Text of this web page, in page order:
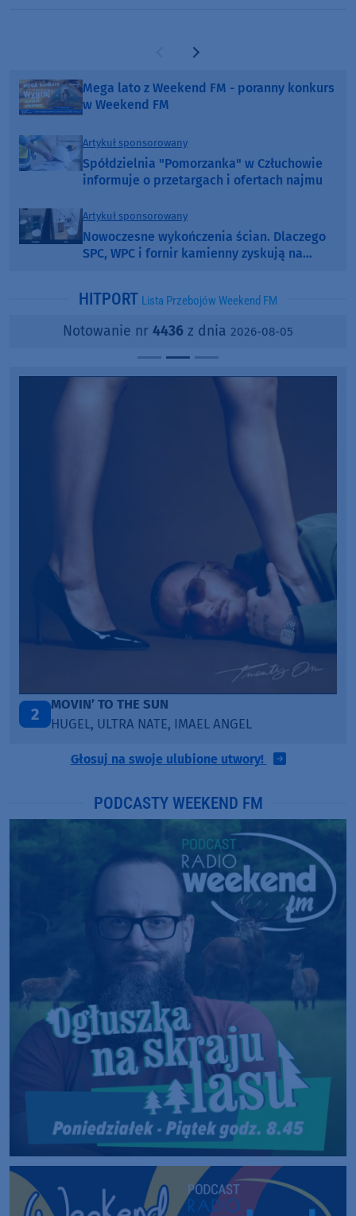
Poprzednia strona
Następna strona
Mega lato z Weekend FM - poranny konkurs
w Weekend FM
Artykuł sponsorowany
Spółdzielnia "Pomorzanka" w Człuchowie
informuje o przetargach i ofertach najmu
Artykuł sponsorowany
Nowoczesne wykończenia ścian. Dlaczego
SPC, WPC i fornir kamienny zyskują na
HITPORT Lista Przebojów Weekend FM
Notowanie nr 4436 z dnia 2026-08-05
3
TAŃCZ!
BLETKA
Głosuj na swoje ulubione utwory!
PODCASTY WEEKEND FM